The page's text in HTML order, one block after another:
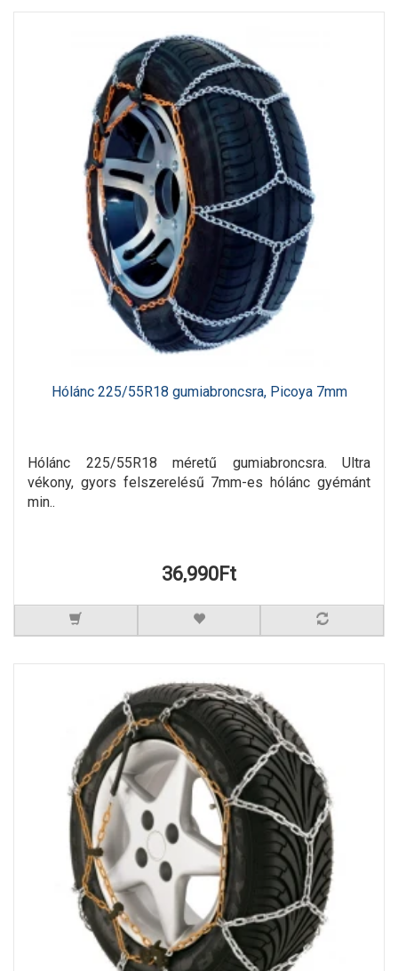
Hólánc 225/55R18 gumiabroncsra, Picoya 7mm
Hólánc 225/55R18 méretű gumiabroncsra. Ultra
vékony, gyors felszerelésű 7mm-es hólánc gyémánt
min..
36,990Ft